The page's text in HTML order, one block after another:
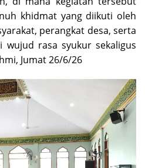
khidmat yang diikuti oleh
perangkat desa, serta
wujud rasa syukur sekaligus
Jumat 26/6/26